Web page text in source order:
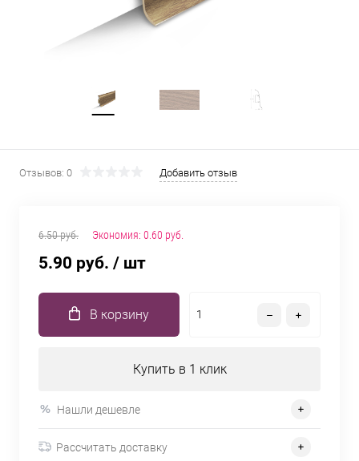
Отзывов: 0 Добавить отзыв
6.50 руб. Экономия: 0.60 руб.
5.90 руб. / шт
В корзину
Купить в 1 клик
Нашли дешевле
Рассчитать доставку